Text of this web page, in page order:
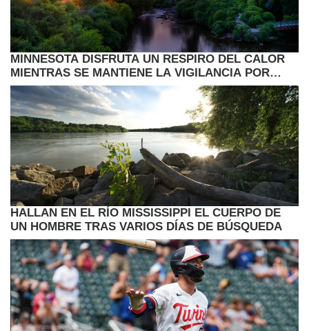
MINNESOTA DISFRUTA UN RESPIRO DEL CALOR
MIENTRAS SE MANTIENE LA VIGILANCIA POR
LLUVIAS Y CAMBIOS EN EL CLIMA
HALLAN EN EL RÍO MISSISSIPPI EL CUERPO DE
UN HOMBRE TRAS VARIOS DÍAS DE BÚSQUEDA